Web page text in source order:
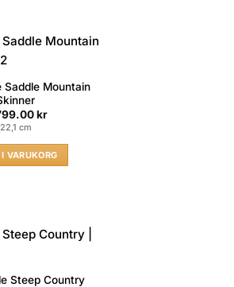
Saddle Mountain
kr
22,1 cm
VARUKORG
Steep Country